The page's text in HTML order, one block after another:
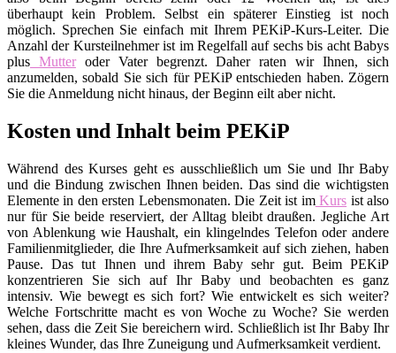
überhaupt kein Problem. Selbst ein späterer Einstieg ist noch
möglich. Sprechen Sie einfach mit Ihrem PEKiP-Kurs-Leiter. Die
Anzahl der Kursteilnehmer ist im Regelfall auf sechs bis acht Babys
plus Mutteroder Vater begrenzt. Daher raten wir Ihnen, sich
anzumelden, sobald Sie sich für PEKiP entschieden haben. Zögern
Sie die Anmeldung nicht hinaus, der Beginn eilt aber nicht.
Kosten und Inhalt beim PEKiP
Während des Kurses geht es ausschließlich um Sie und Ihr Baby
und die Bindung zwischen Ihnen beiden. Das sind die wichtigsten
Elemente in den ersten Lebensmonaten. Die Zeit ist imKurs ist also
nur für Sie beide reserviert, der Alltag bleibt draußen. Jegliche Art
von Ablenkung wie Haushalt, ein klingelndes Telefon oder andere
Familienmitglieder, die Ihre Aufmerksamkeit auf sich ziehen, haben
Pause. Das tut Ihnen und ihrem Baby sehr gut. Beim PEKiP
konzentrieren Sie sich auf Ihr Baby und beobachten es ganz
intensiv. Wie bewegt es sich fort? Wie entwickelt es sich weiter?
Welche Fortschritte macht es von Woche zu Woche? Sie werden
sehen, dass die Zeit Sie bereichern wird. Schließlich ist Ihr Baby Ihr
kleines Wunder, das Ihre Zuneigung und Aufmerksamkeit verdient.